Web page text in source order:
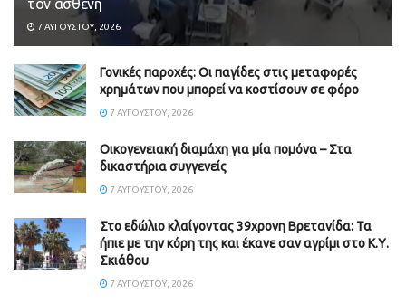
τον ασθενή
7 ΑΥΓΟΎΣΤΟΥ, 2026
Γονικές παροχές: Οι παγίδες στις μεταφορές
χρημάτων που μπορεί να κοστίσουν σε φόρο
7 ΑΥΓΟΎΣΤΟΥ, 2026
Οικογενειακή διαμάχη για μία πομόνα – Στα
δικαστήρια συγγενείς
7 ΑΥΓΟΎΣΤΟΥ, 2026
Στο εδώλιο κλαίγοντας 39χρονη Βρετανίδα: Τα
ήπιε με την κόρη της και έκανε σαν αγρίμι στο Κ.Υ.
Σκιάθου
7 ΑΥΓΟΎΣΤΟΥ, 2026